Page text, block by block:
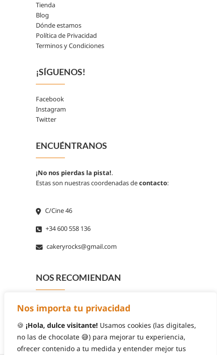
Nos importa tu privacidad
🍪 ¡Hola, dulce visitante! Usamos cookies (las digitales,
no las de chocolate 😅) para mejorar tu experiencia,
ofrecer contenido a tu medida y entender mejor tus
Tienda
Blog
Dónde estamos
Política de Privacidad
Terminos y Condiciones
¡SÍGUENOS!
Facebook
Instagram
Twitter
ENCUÉNTRANOS
¡No nos pierdas la pista!.
Estas son nuestras coordenadas decontacto:
C/Cine 46
+34 600 558 136
cakeryrocks@gmail.com
NOS RECOMIENDAN